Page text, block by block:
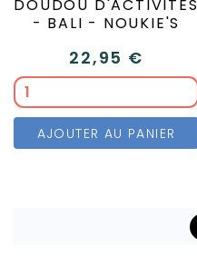
DOUDOU D'ACTIVITÉS
- BALI - NOUKIE'S
22,95 €
AJOUTER AU PANIER